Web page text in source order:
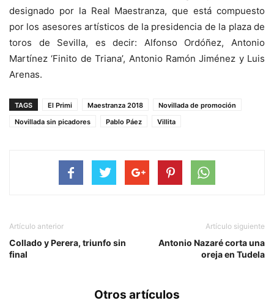
designado por la Real Maestranza, que está compuesto
por los asesores artísticos de la presidencia de la plaza de
toros de Sevilla, es decir: Alfonso Ordóñez, Antonio
Martínez ‘Finito de Triana’, Antonio Ramón Jiménez y Luis
Arenas.
TAGS El Primi Maestranza 2018
Novillada de promoción
Novillada sin picadores
Pablo Páez Villita
Artículo anterior
Collado y Perera, triunfo sin
final
Artículo siguiente
Antonio Nazaré corta una
oreja en Tudela
Otros artículos